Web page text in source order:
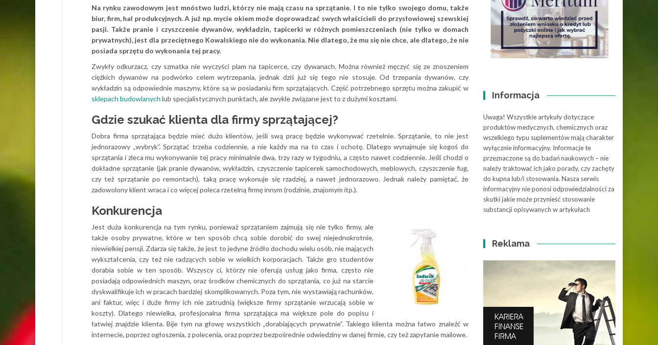
Na rynku zawodowym jest mnóstwo ludzi, którzy nie mają czasu na sprzątanie. I to nie tylko swojego domu, także
biur, firm, hal produkcyjnych. A już np. mycie okiem może doprowadzać swych właścicieli do przysłowiowej szewskiej
pasji. Także pranie i czyszczenie dywanów, wykładzin, tapicerki w różnych pomieszczeniach (nie tylko w domach
prywatnych), jest dla przeciętnego Kowalskiego nie do wykonania. Nie dlatego, że mu się nie chce, ale dlatego, że nie
posiada sprzętu do wykonania tej pracy.
Zwykły odkurzacz, czy szmatka nie wyczyści plam na tapicerce, czy dywanach. Można również męczyć się ze znoszeniem
ciężkich dywanów na podwórko celem wytrzepania, jednak dziś już się tego nie stosuje. Od trzepania dywanów, czy
wykładzin są odpowiednie maszyny, które są w posiadaniu firm sprzątających. Część potrzebnego sprzętu można zakupić w
sklepach budowlanych lub specjalistycznych punktach, ale zwykle związane jest to z dużymi kosztami.
Gdzie szukać klienta dla firmy sprzątającej?
Dobra firma sprzątająca będzie mieć dużo klientów, jeśli swą pracę będzie wykonywać rzetelnie. Sprzątanie, to nie jest
jednorazowy „wybryk”. Sprzątać trzeba codziennie, a nie każdy ma na to czas i ochotę. Dlatego wynajmuje się kogoś do
sprzątania i zleca mu wykonywanie tej pracy minimalnie dwa, trzy razy w tygodniu, a często nawet codziennie. Jeśli chodzi o
dokładne sprzątanie (jak pranie dywanów, wykładzin, czyszczenie tapicerek samochodowych, meblowych, czyszczenie fug,
czy też sprzątanie po remontach), taką pracę wykonuje się rzadziej, a nawet jednorazowo. Jednak należy pamiętać, że
zadowolony klient wraca i co więcej poleca rzetelną firmę innym (rodzinie, znajomym itp.).
Konkurencja
Jest duża konkurencja na tym rynku, ponieważ sprzątaniem zajmują się nie tylko firmy, ale
także osoby prywatne, które w ten sposób chcą sobie dorobić do swej niejednokrotnie,
niewielkiej pensji. Zdarza się także, że jest to jedyne źródło dochodu wielu osób, nie mających
wykształcenia, czy też nie radzących sobie w wielkich korporacjach. Także gro studentów
dorabia sobie w ten sposób. Wszyscy ci, którzy nie oferują usług jako firma, często nie
posiadają odpowiednich maszyn, oraz środków chemicznych do sprzątania, co już na starcie
dyskwalifikuje ich w pracach bardziej skomplikowanych. Poza tym, nie wystawiają rachunków,
ani faktur, więc i duże firmy ich nie zatrudnią (większe firmy sprzątanie wrzucają sobie w
koszty). Dlatego niewielka, profesjonalna firma sprzątająca ma większe pole do popisu i
łatwiej znajdzie klienta. Bije tym na głowę wszystkich „dorabiających prywatnie”. Takiego klienta można łatwo znaleźć w
internecie, poprzez ogłoszenia, z polecenia, oraz poprzez bezpośrednie odwiedziny w danej firmie, czy też zapytanie mailowe.
Informacja
Uwaga! Wszystkie artykuły dotyczące
produktów medycznych, chemicznych oraz
wszelkiego typu suplementów mają charakter
wyłącznie informacyjny. Informacje te
przeznaczone są do badań naukowych – nie
należy traktować ich jako porady, czy zachęty
do kupna lub/i stosowania. Nasza serwis
informacyjny nie ponosi odpowiedzialności za
skutki jakie może przynieść stosowanie
substancji opisywanych w artykułach
Reklama